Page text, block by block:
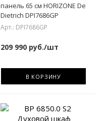
панель 65 см HORIZONE De
Dietrich DPI7686GP
Арт.: DPI7686GP
209 990 руб./шт
В КОРЗИНУ